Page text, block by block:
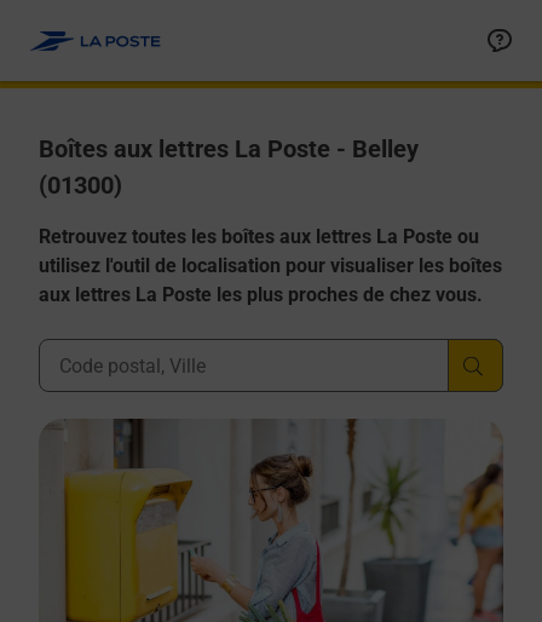
Boîtes aux lettres La Poste - Belley
(01300)
Retrouvez toutes les boîtes aux lettres La Poste ou
utilisez l'outil de localisation pour visualiser les boîtes
aux lettres La Poste les plus proches de chez vous.
Ville, Département, Code Postal